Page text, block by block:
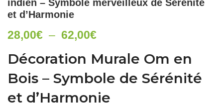
indien – Symbole merveilleux de Sérénité
et d’Harmonie
28,00€ – 62,00€Plage
prix :
28,00€
à
62,00€
Décoration Murale Om en
Bois – Symbole de Sérénité
et d’Harmonie